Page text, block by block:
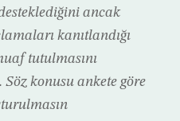
ancak
kanıtlandığı
tutulmasını
konusu ankete göre